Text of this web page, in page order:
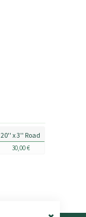
20'' x 3'' Road
30,00 €